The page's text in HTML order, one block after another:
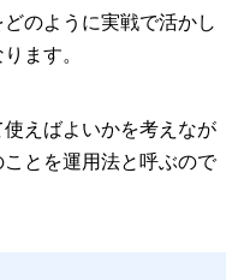
のように実戦で活かし
ます。
えばよいかを考えなが
とを運用法と呼ぶので